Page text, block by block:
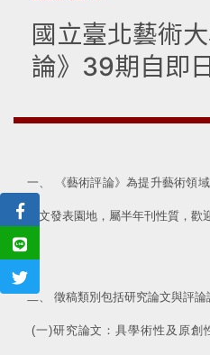
國立臺北藝術
論》39期自即
一、 《藝術評論》為提升藝術領
論文發表園地，屬半年刊性質，歡
二、 徵稿類別包括研究論文與評論
(一)研究論文：具學術性及原創